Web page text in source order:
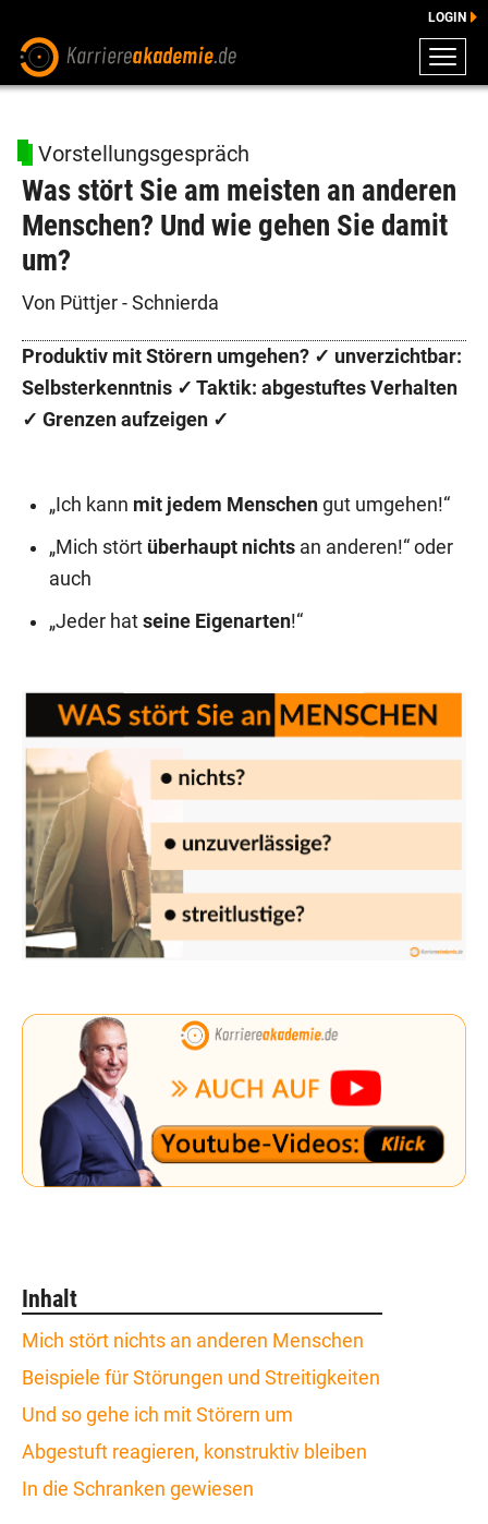
ENGLISCHE DOWNLOADS
E-LEARNING
FAQ
BERATUNG
LOGIN
Vorstellungsgespräch
Was stört Sie am meisten an anderen
Menschen? Und wie gehen Sie damit
um?
Von Püttjer - Schnierda
Produktiv mit Störern umgehen? ✓ unverzichtbar:
Selbsterkenntnis ✓ Taktik: abgestuftes Verhalten
✓ Grenzen aufzeigen ✓
„Ich kann mit jedem Menschen gut umgehen!“
„Mich stört überhaupt nichts an anderen!“ oder
auch
„Jeder hat seine Eigenarten!“
Inhalt
Mich stört nichts an anderen Menschen
Beispiele für Störungen und Streitigkeiten
Und so gehe ich mit Störern um
Abgestuft reagieren, konstruktiv bleiben
In die Schranken gewiesen